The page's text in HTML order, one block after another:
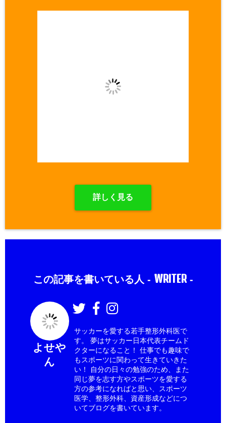
詳しく見る
この記事を書いている人 - WRITER-
よせや
ん
サッカーを愛する若手整形外科医で
す。 夢はサッカー日本代表チームド
クターになること！ 仕事でも趣味で
もスポーツに関わって生きていきた
い！ 自分の日々の勉強のため、また
同じ夢を志す方やスポーツを愛する
方の参考になればと思い、スポーツ
医学、整形外科、資産形成などにつ
いてブログを書いています。